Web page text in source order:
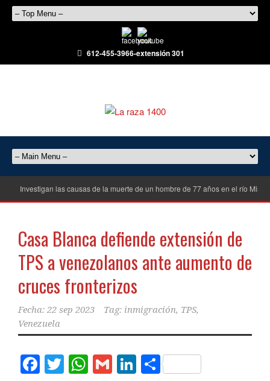
612-455-3966-extensión 301
Investigan las causas de la muerte de un hombre de 77 años en el río
Casa Blanca defiende extensión de
TPS a venezolanos ante aumento de
cruces fronterizos
Fecha: 22 sep 2023 Tag: inmigración, TPS,
Venezuela
Facebook
Twitter
WhatsApp
GmailLinkedIn
Compartir